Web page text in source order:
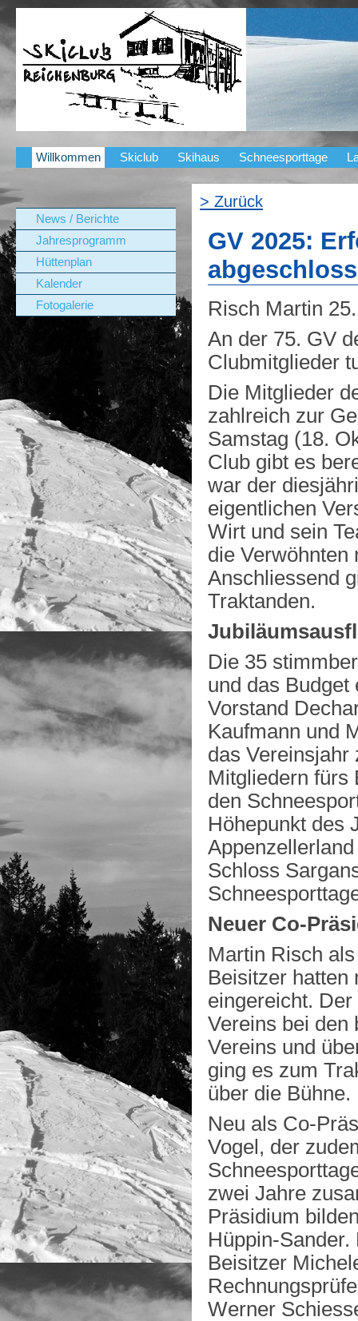
Willkommen Skiclub Skihaus Schneesporttage
News / Berichte
Jahresprogramm
Hüttenplan
Kalender
Fotogalerie
> Zurück
GV 2025:
Risch Martin
An der 75. GV
Clubmitglieder
Die Mitglieder
zahlreich zur
Samstag (18.
Club gibt es
war der
eigentlichen
Wirt und sein
die Verwöhnten
Anschliessend
Traktanden.
Die 35
und das
Vorstand
Kaufmann und
das Vereinsjahr
Mitgliedern fürs
den
Höhepunkt des
Schloss
Neuer Co-
Martin Risch
Beisitzer hatten
eingereicht.
Vereins bei den
Vereins und
ging es zum
über die Bühne.
Neu als Co-
Vogel, der
zwei Jahre
Präsidium
Hüppin-
Beisitzer
Werner